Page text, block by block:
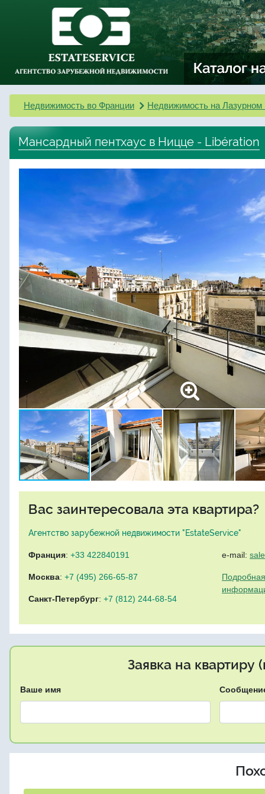
Недвижимость во Франции Недвижимость на Лазурном
Мансардный пентхаус в Ницце - Libération
Вас заинтересовала эта квартира?
Агентство зарубежной недвижимости "EstateService"
Франция: +33 422840191
Москва: +7 (495) 266-65-87
Санкт-Петербург: +7 (812) 244-68-54
e-mail:
Заявка на квартиру
Ваше имя